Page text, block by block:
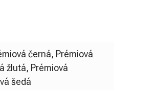
černá, Prémiová
žlutá, Prémiová
šedá